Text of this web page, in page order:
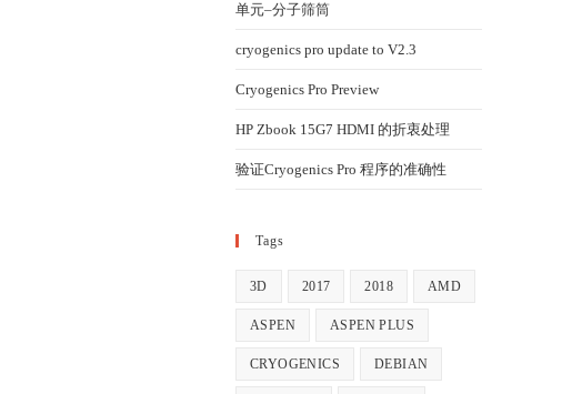
单元–分子筛筒
cryogenics pro update to V2.3
Cryogenics Pro Preview
HP Zbook 15G7 HDMI 的折衷处理
验证Cryogenics Pro 程序的准确性
Tags
3D 2017 2018 AMD
ASPEN ASPEN PLUS
CRYOGENICS DEBIAN